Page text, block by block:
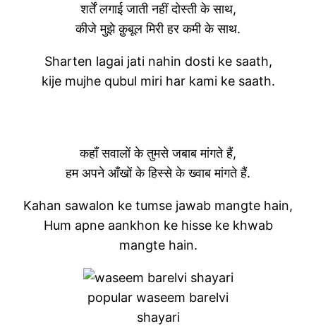
शर्तें लगाई जाती नहीं दोस्ती के साथ,
कीजे मुझे क़ुबूल मिरी हर कमी के साथ.
Sharten lagai jati nahin dosti ke saath,
kije mujhe qubul miri har kami ke saath.
कहाँ सवालों के तुमसे जबाब मांगते हैं,
हम अपने आँखों के हिस्से के ख्वाब मांगते हैं.
Kahan sawalon ke tumse jawab mangte hain,
Hum apne aankhon ke hisse ke khwab
mangte hain.
popular waseem barelvi
shayari